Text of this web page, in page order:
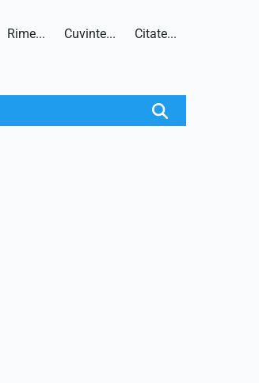
Rime... Cuvinte... Citate...